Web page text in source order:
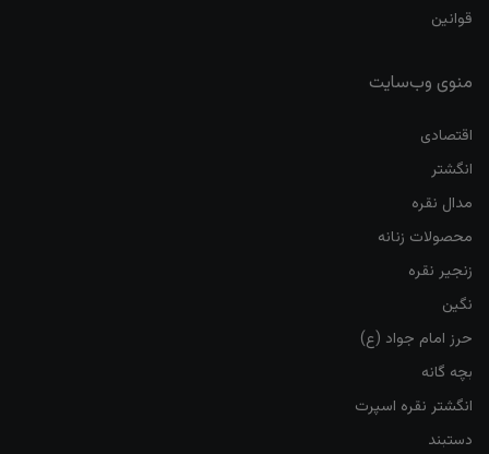
قوانین
منوی وب‌سایت
اقتصادی
انگشتر
مدال نقره
محصولات زنانه
زنجیر نقره
نگین
حرز امام جواد (ع)
بچه گانه
انگشتر نقره اسپرت
دستبند